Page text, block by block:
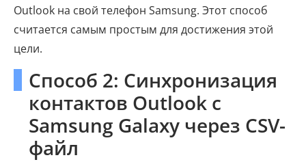
Outlook на свой телефон Samsung. Этот способ
считается самым простым для достижения этой
цели.
Способ 2: Синхронизация
контактов Outlook с
Samsung Galaxy через CSV-
файл